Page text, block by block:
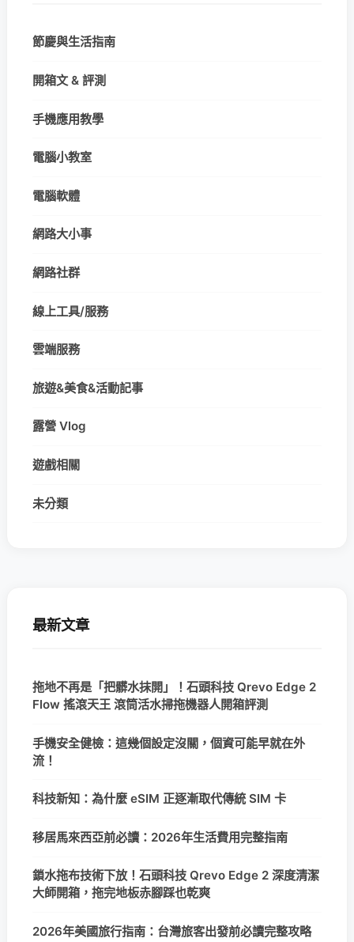
節慶與生活指南
開箱文 & 評測
手機應用教學
電腦小教室
電腦軟體
網路大小事
網路社群
線上工具/服務
雲端服務
旅遊&美食&活動記事
露營 Vlog
遊戲相關
未分類
最新文章
拖地不再是「把髒水抹開」！石頭科技 Qrevo Edge 2
Flow 搖滾天王 滾筒活水掃拖機器人開箱評測
手機安全健檢：這幾個設定沒關，個資可能早就在外
流！
科技新知：為什麼 eSIM 正逐漸取代傳統 SIM 卡
移居馬來西亞前必讀：2026年生活費用完整指南
鎖水拖布技術下放！石頭科技 Qrevo Edge 2 深度清潔
大師開箱，拖完地板赤腳踩也乾爽
2026年美國旅行指南：台灣旅客出發前必讀完整攻略